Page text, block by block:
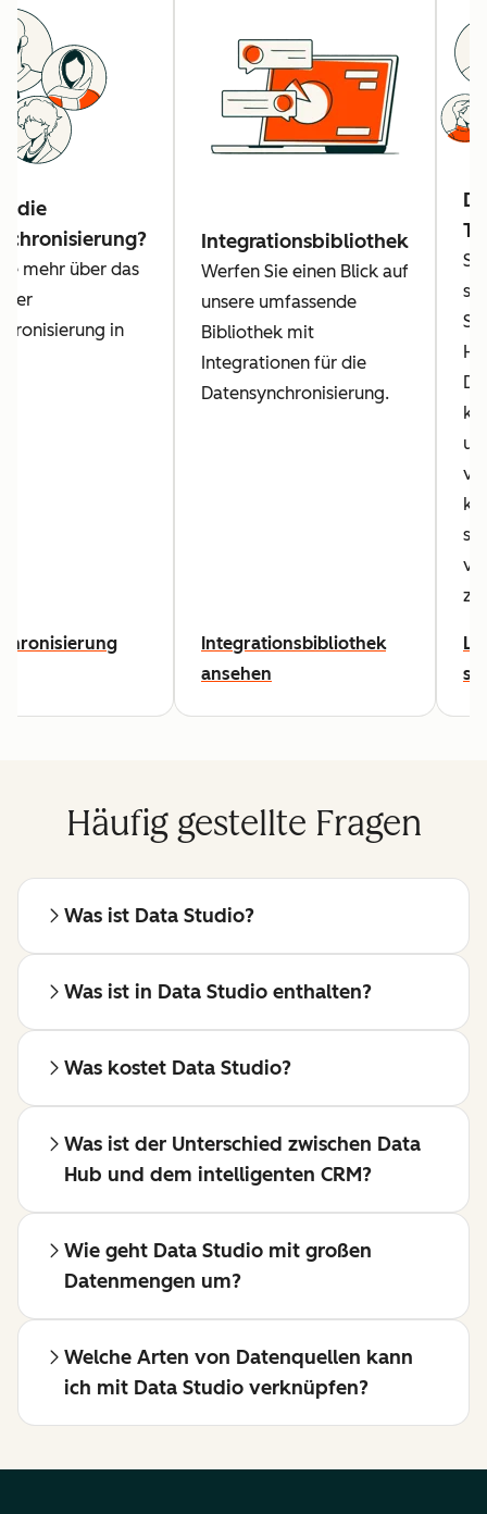
die
mehr über das
der
in
Integrationsbibliothek
Werfen Sie einen Blick auf
unsere umfassende
Bibliothek mit
Integrationen für die
Datensynchronisierung.
Integrationsbibliothek
ansehen
zu
Häufig gestellte Fragen
Was ist Data Studio?
Was ist in Data Studio enthalten?
Was kostet Data Studio?
Was ist der Unterschied zwischen Data
Hub und dem intelligenten CRM?
Wie geht Data Studio mit großen
Datenmengen um?
Welche Arten von Datenquellen kann
ich mit Data Studio verknüpfen?